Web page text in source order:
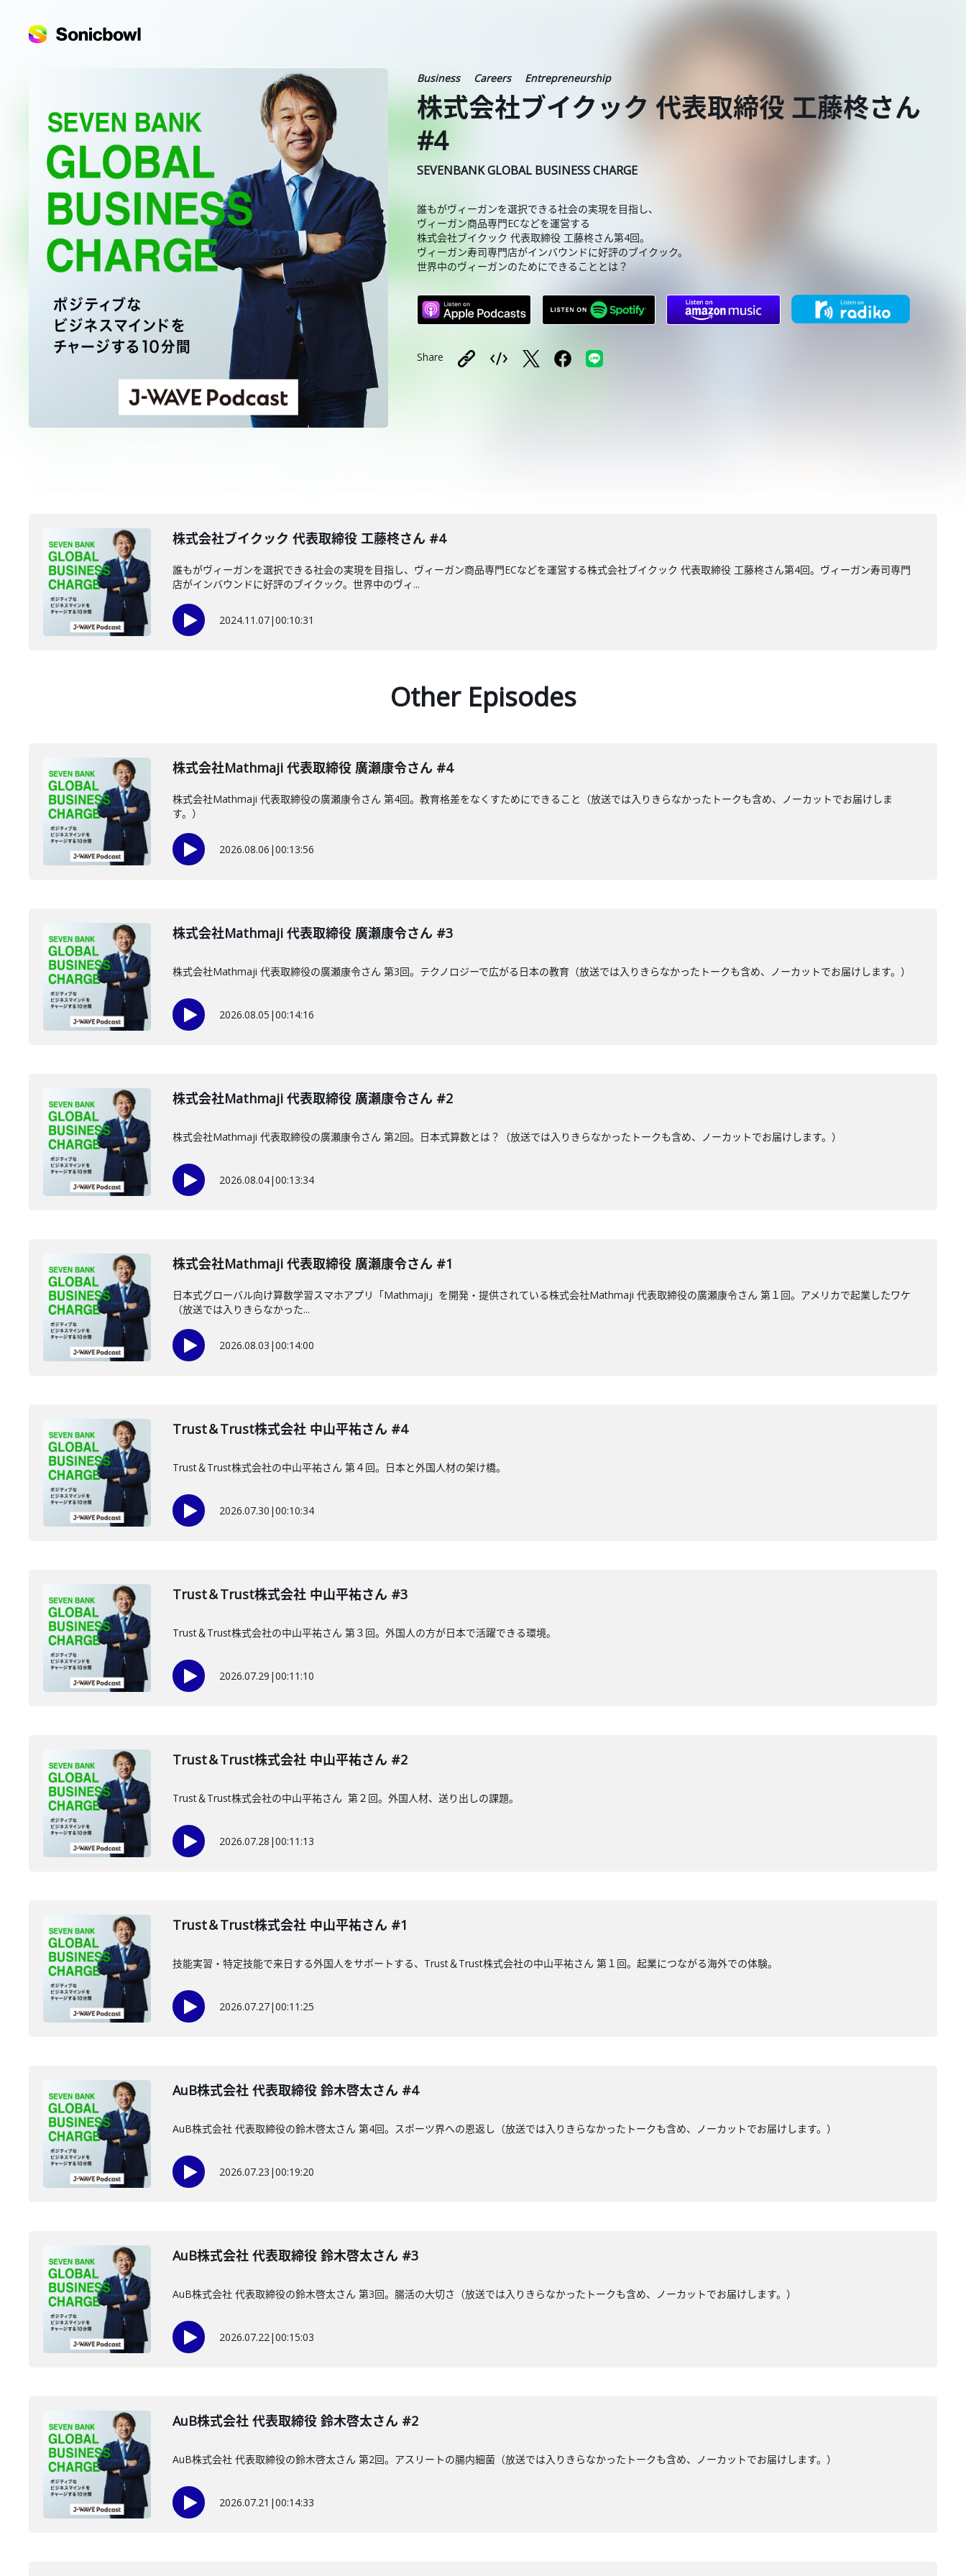
Business Careers Entrepreneurship
株式会社ブイクック 代表取締役 工藤柊さん
#4
SEVENBANK GLOBAL BUSINESS CHARGE
誰もがヴィーガンを選択できる社会の実現を目指し、
ヴィーガン商品専門ECなどを運営する
株式会社ブイクック 代表取締役 工藤柊さん第4回。
ヴィーガン寿司専門店がインバウンドに好評のブイクック。
世界中のヴィーガンのためにできることとは？
Share
株式会社ブイクック 代表取締役 工藤柊さん #4
誰もがヴィーガンを選択できる社会の実現を目指し、ヴィーガン商品専門ECなどを運営する株式会社ブイクック 代表取締役 工藤柊さん第4回。ヴィーガン寿司専門
店がインバウンドに好評のブイクック。世界中のヴィ...
2024.11.07|00:10:31
Other Episodes
株式会社Mathmaji 代表取締役 廣瀬康令さん #4
株式会社Mathmaji 代表取締役の廣瀬康令さん 第4回。教育格差をなくすためにできること（放送では入りきらなかったトークも含め、ノーカットでお届けしま
す。）
2026.08.06 |00:13:56
株式会社Mathmaji 代表取締役 廣瀬康令さん #3
株式会社Mathmaji 代表取締役の廣瀬康令さん 第3回。テクノロジーで広がる日本の教育（放送では入りきらなかったトークも含め、ノーカットでお届けします。）
2026.08.05 |00:14:16
株式会社Mathmaji 代表取締役 廣瀬康令さん #2
株式会社Mathmaji 代表取締役の廣瀬康令さん 第2回。日本式算数とは？（放送では入りきらなかったトークも含め、ノーカットでお届けします。）
2026.08.04|00:13:34
株式会社Mathmaji 代表取締役 廣瀬康令さん #1
日本式グローバル向け算数学習スマホアプリ「Mathmaji」を開発・提供されている株式会社Mathmaji 代表取締役の廣瀬康令さん 第１回。アメリカで起業したワケ
（放送では入りきらなかった...
2026.08.03 |00:14:00
Trust＆Trust株式会社 中山平祐さん #4
Trust＆Trust株式会社の中山平祐さん 第４回。日本と外国人材の架け橋。
2026.07.30 |00:10:34
Trust＆Trust株式会社 中山平祐さん #3
Trust＆Trust株式会社の中山平祐さん 第３回。外国人の方が日本で活躍できる環境。
2026.07.29 |00:11:10
Trust＆Trust株式会社 中山平祐さん #2
Trust＆Trust株式会社の中山平祐さん 第２回。外国人材、送り出しの課題。
2026.07.28 |00:11:13
Trust＆Trust株式会社 中山平祐さん #1
技能実習・特定技能で来日する外国人をサポートする、Trust＆Trust株式会社の中山平祐さん 第１回。起業につながる海外での体験。
2026.07.27|00:11:25
AuB株式会社 代表取締役 鈴木啓太さん #4
AuB株式会社 代表取締役の鈴木啓太さん 第4回。スポーツ界への恩返し（放送では入りきらなかったトークも含め、ノーカットでお届けします。）
2026.07.23 |00:19:20
AuB株式会社 代表取締役 鈴木啓太さん #3
AuB株式会社 代表取締役の鈴木啓太さん 第3回。腸活の大切さ（放送では入りきらなかったトークも含め、ノーカットでお届けします。）
2026.07.22|00:15:03
AuB株式会社 代表取締役 鈴木啓太さん #2
AuB株式会社 代表取締役の鈴木啓太さん 第2回。アスリートの腸内細菌（放送では入りきらなかったトークも含め、ノーカットでお届けします。）
2026.07.21 |00:14:33